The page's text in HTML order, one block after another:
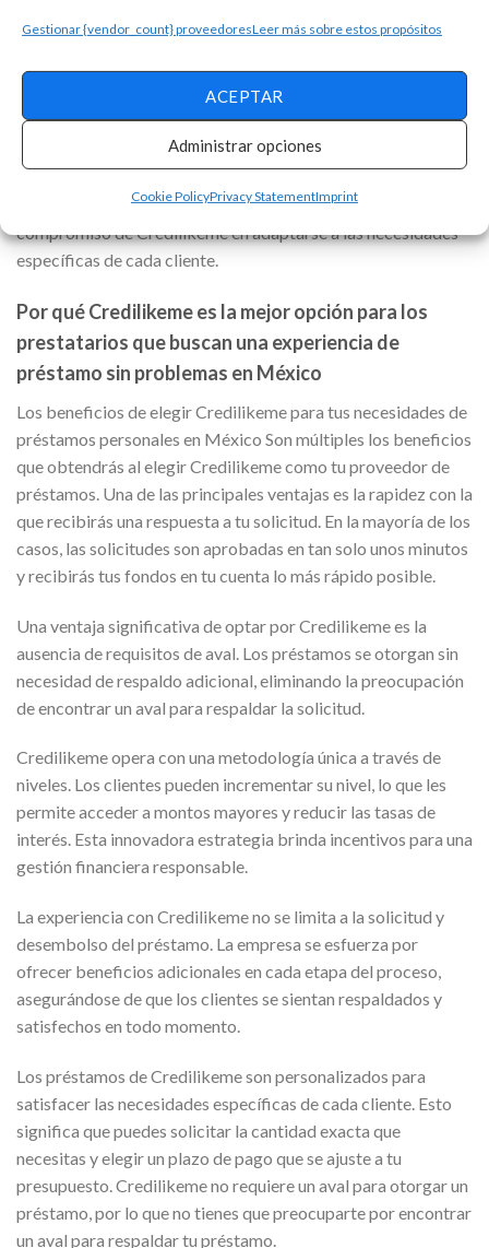
Gestionar {vendor_count} proveedoresLeer más sobre estos propósitos
ACEPTAR
Administrar opciones
Cookie PolicyPrivacy StatementImprint
Oro y sus increíbles beneficios
La versatilidad de los préstamos de Credilikeme es evidente
en su enfoque personalizado. Los clientes pueden solicitar la
se ajuste a su presupuesto. Esta flexibilidad demuestra el
compromiso de Credilikeme en adaptarse a las necesidades
específicas de cada cliente.
Por qué Credilikeme es la mejor opción para los
prestatarios que buscan una experiencia de
préstamo sin problemas en México
Los beneficios de elegir Credilikeme para tus necesidades de
préstamos personales en México Son múltiples los beneficios
que obtendrás al elegir Credilikeme como tu proveedor de
préstamos. Una de las principales ventajas es la rapidez con la
que recibirás una respuesta a tu solicitud. En la mayoría de los
casos, las solicitudes son aprobadas en tan solo unos minutos
y recibirás tus fondos en tu cuenta lo más rápido posible.
Una ventaja significativa de optar por Credilikeme es la
ausencia de requisitos de aval. Los préstamos se otorgan sin
necesidad de respaldo adicional, eliminando la preocupación
de encontrar un aval para respaldar la solicitud.
Credilikeme opera con una metodología única a través de
niveles. Los clientes pueden incrementar su nivel, lo que les
permite acceder a montos mayores y reducir las tasas de
interés. Esta innovadora estrategia brinda incentivos para una
gestión financiera responsable.
La experiencia con Credilikeme no se limita a la solicitud y
desembolso del préstamo. La empresa se esfuerza por
ofrecer beneficios adicionales en cada etapa del proceso,
asegurándose de que los clientes se sientan respaldados y
satisfechos en todo momento.
Los préstamos de Credilikeme son personalizados para
satisfacer las necesidades específicas de cada cliente. Esto
significa que puedes solicitar la cantidad exacta que
necesitas y elegir un plazo de pago que se ajuste a tu
presupuesto. Credilikeme no requiere un aval para otorgar un
préstamo, por lo que no tienes que preocuparte por encontrar
un aval para respaldar tu préstamo.